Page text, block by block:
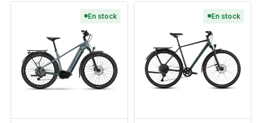
En stock En stock